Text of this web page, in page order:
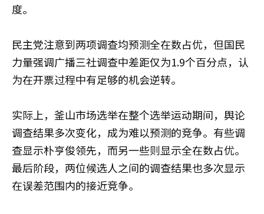
度。
民主党注意到两项调查均预测全在数占优，但国民
力量强调广播三社调查中差距仅为1.9个百分点，认
为在开票过程中有足够的机会逆转。
实际上，釜山市场选举在整个选举运动期间，舆论
调查结果多次变化，成为难以预测的竞争。有些调
查显示朴亨俊领先，而另一些则显示全在数占优。
最后阶段，两位候选人之间的调查结果也多次显示
在误差范围内的接近竞争。